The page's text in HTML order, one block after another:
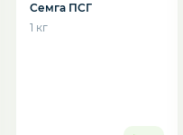
Семга ПСГ
1 кг